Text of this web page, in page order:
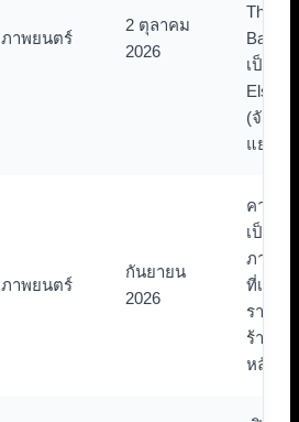
ภาพยนตร์
2 ตุลาคม
2026
The
เป็น
(จักรว
แยก)
ภาพยนตร์
กันยายน
2026
คาดว่า
เป็น
ภาพย
ที่เน้นเ
ราวขอ
ร้ายเป็
หลัก